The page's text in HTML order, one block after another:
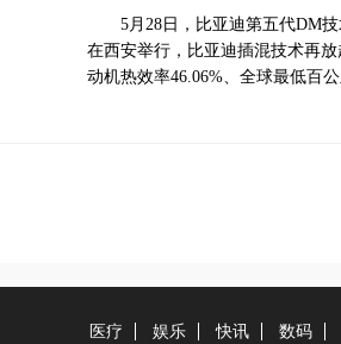
5月28日，比亚迪第五代DM
在西安举行，比亚迪插混技术再
动机热效率46.06%、全球最低百
医疗 娱乐 快讯 数码